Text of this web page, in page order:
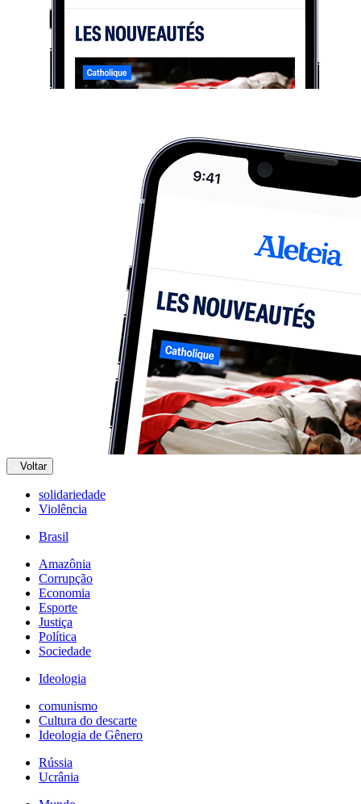
Voltar
solidariedade
Violência
Brasil
Amazônia
Corrupção
Economia
Esporte
Justiça
Política
Sociedade
Ideologia
comunismo
Cultura do descarte
Ideologia de Gênero
Rússia
Ucrânia